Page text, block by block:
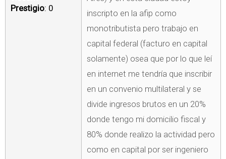
Prestigio: 0
inscripto en la afip como
monotributista pero trabajo en
capital federal (facturo en capital
solamente) osea que por lo que leí
en internet me tendría que inscribir
en un convenio multilateral y se
divide ingresos brutos en un 20%
donde tengo mi domicilio fiscal y
80% donde realizo la actividad pero
como en capital por ser ingeniero